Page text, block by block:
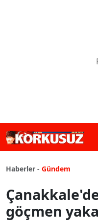
Haberler - Gündem
göçmen